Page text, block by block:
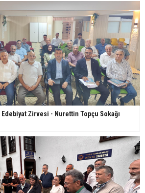
Edebiyat Zirvesi - Nurettin Topçu Sokağı